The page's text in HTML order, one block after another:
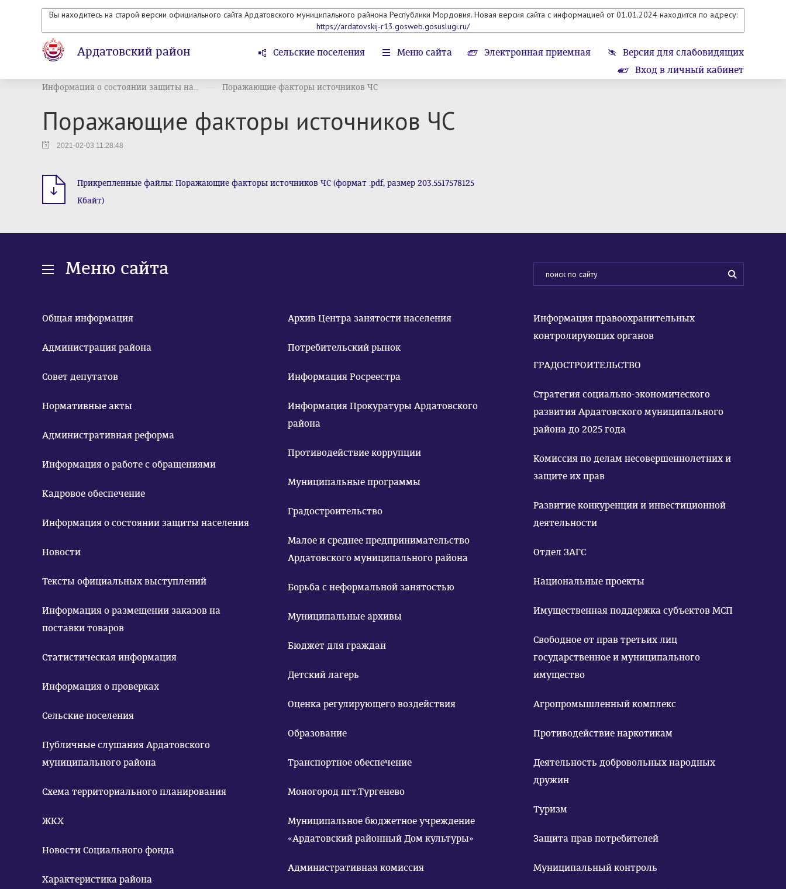
Вы находитесь на старой версии официального сайта Ардатовского муниципального райнона Республики Мордовия. Новая версия сайта с информацией от 01.01.2024 находится по адресу:
https://ardatovskij-r13.gosweb.gosuslugi.ru/
Ардатовский район Сельские поселения Меню сайта Электронная приемная
Версия для слабовидящих
Вход в личный кабинет
Информация о состоянии защиты на... Поражающие факторы источников ЧС
Поражающие факторы источников ЧС
2021-02-03 11:28:48
Прикрепленные файлы: Поражающие факторы источников ЧС (формат .pdf, размер 203.5517578125
Кбайт)
Меню сайта
Общая информация
Администрация района
Совет депутатов
Нормативные акты
Административная реформа
Информация о работе с обращениями
Кадровое обеспечение
Информация о состоянии защиты населения
Новости
Тексты официальных выступлений
Информация о размещении заказов на
поставки товаров
Статистическая информация
Информация о проверках
Сельские поселения
Публичные слушания Ардатовского
муниципального района
Схема территориального планирования
ЖКХ
Новости Социального фонда
Характеристика района
Архив Центра занятости населения
Потребительский рынок
Информация Росреестра
Информация Прокуратуры Ардатовского
района
Противодействие коррупции
Муниципальные программы
Градостроительство
Малое и среднее предпринимательство
Ардатовского муниципального района
Борьба с неформальной занятостью
Муниципальные архивы
Бюджет для граждан
Детский лагерь
Оценка регулирующего воздействия
Образование
Транспортное обеспечение
Моногород пгт.Тургенево
Муниципальное бюджетное учреждение
«Ардатовский районный Дом культуры»
Административная комиссия
Информация правоохранительных
контролирующих органов
ГРАДОСТРОИТЕЛЬСТВО
Стратегия социально-экономического
развития Ардатовского муниципального
района до 2025 года
Комиссия по делам несовершеннолетних и
защите их прав
Развитие конкуренции и инвестиционной
деятельности
Отдел ЗАГС
Национальные проекты
Имущественная поддержка субъектов МСП
Свободное от прав третьих лиц
государственное и муниципального
имущество
Агропромышленный комплекс
Противодействие наркотикам
Деятельность добровольных народных
дружин
Туризм
Защита прав потребителей
Муниципальный контроль